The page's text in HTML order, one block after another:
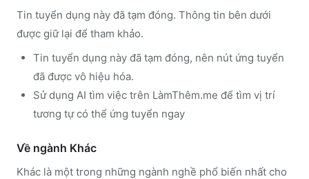
Tin tuyển dụng này đã tạm đóng. Thông tin bên dưới
được giữ lại để tham khảo.
Tin tuyển dụng này đã tạm đóng, nên nút ứng tuyển
đã được vô hiệu hóa.
Sử dụng AI tìm việc trên LàmThêm.me để tìm vị trí
tương tự có thể ứng tuyển ngay
Về ngành Khác
Khác là một trong những ngành nghề phổ biến nhất cho